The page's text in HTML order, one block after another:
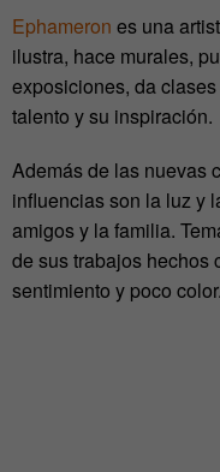
Ephameron es una
ilustra, hace murales,
exposiciones, da
talento y su inspiración.
Además de las nuevas
influencias son la luz y
amigos y la familia.
de sus trabajos hechos
sentimiento y poco color.